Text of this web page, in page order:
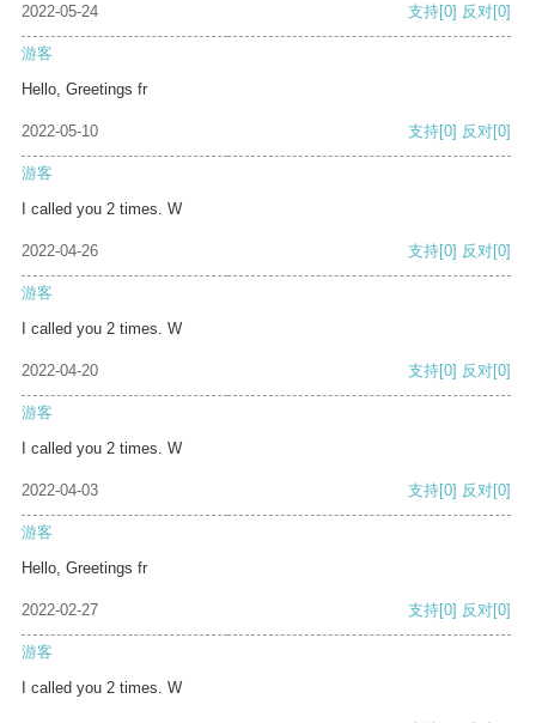
2022-05-24 支持[0] 反对[0]
游客
Hello, Greetings fr
2022-05-10 支持[0] 反对[0]
游客
I called you 2 times. W
2022-04-26 支持[0] 反对[0]
游客
I called you 2 times. W
2022-04-20 支持[0] 反对[0]
游客
I called you 2 times. W
2022-04-03 支持[0] 反对[0]
游客
Hello, Greetings fr
2022-02-27 支持[0] 反对[0]
游客
I called you 2 times. W